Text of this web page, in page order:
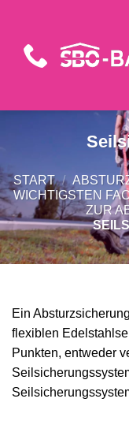
springen
START /
WICHTIGSTEN
ZUR
Ein
flexiblen
Punkten, entweder